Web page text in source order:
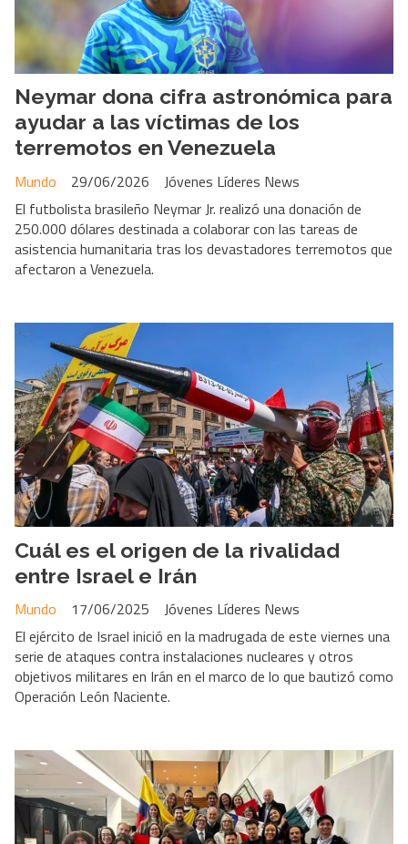
Neymar dona cifra astronómica para
ayudar a las víctimas de los
terremotos en Venezuela
Jóvenes Líderes News
Mundo
29/06/2026
El futbolista brasileño Neymar Jr. realizó una donación de
250.000 dólares destinada a colaborar con las tareas de
asistencia humanitaria tras los devastadores terremotos que
afectaron a Venezuela.
Cuál es el origen de la rivalidad
entre Israel e Irán
Jóvenes Líderes News
Mundo
17/06/2025
El ejército de Israel inició en la madrugada de este viernes una
serie de ataques contra instalaciones nucleares y otros
objetivos militares en Irán en el marco de lo que bautizó como
Operación León Naciente.